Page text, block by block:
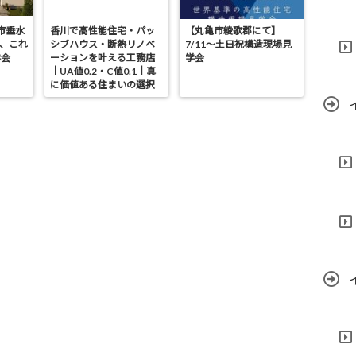
垂水
これ
香川で高性能住宅・パッ
シブハウス・断熱リノベ
ーションを叶える工務店
｜UA値0.2・C値0.1｜真
に価値ある住まいの選択
【丸亀市綾歌郡にて】
7/11～土日祝構造現場見
学会